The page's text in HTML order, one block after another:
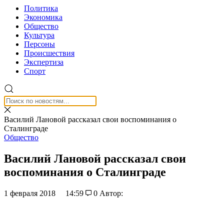
Политика
Экономика
Общество
Культура
Персоны
Происшествия
Экспертиза
Спорт
Василий Лановой рассказал свои воспоминания о
Сталинграде
Общество
Василий Лановой рассказал свои
воспоминания о Сталинграде
1 февраля 2018 14:59 0 Автор: